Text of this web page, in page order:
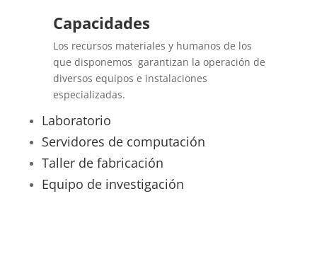
Capacidades
Los recursos materiales y humanos de los
que disponemos garantizan la operación de
diversos equipos e instalaciones
especializadas.
Laboratorio
Servidores de computación
Taller de fabricación
Equipo de investigación